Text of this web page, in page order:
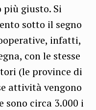
giusto. Si
sotto il segno
infatti,
con le stesse
(le province di
attività vengono
sono circa 3.000 i